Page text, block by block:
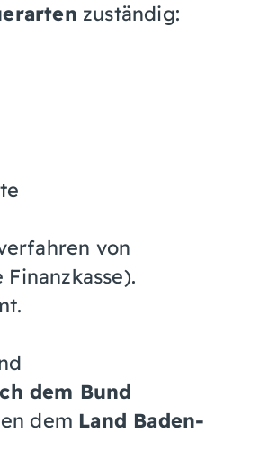
zuständig:
von
dem Bund
dem Land Baden-